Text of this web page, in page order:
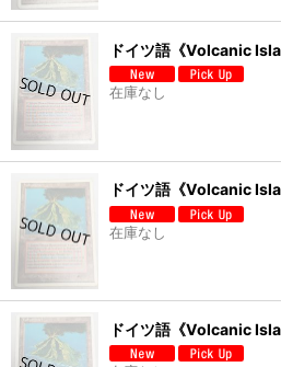
ドイツ語《Volcanic
在庫なし
ドイツ語《Volcanic
在庫なし
ドイツ語《Volcanic